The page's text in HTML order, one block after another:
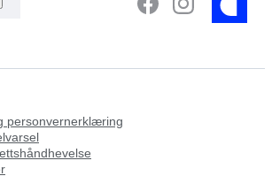
personvernerklæring